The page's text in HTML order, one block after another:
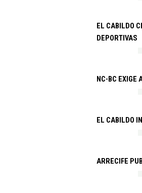
EL CABILDO
DEPORTIVAS
NC-BC EXIGE
EL CABILDO
ARRECIFE